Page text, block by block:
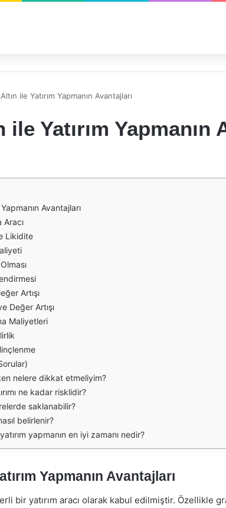
ile Yatırım Yapmanın Avantajları
ile Yatırım Yapmanın
Avantajları
Aracı
Likidite
Artışı
Değer Artışı
Maliyetleri
nelere dikkat etmeliyim?
ne kadar risklidir?
saklanabilir?
belirlenir?
yapmanın en iyi zamanı nedir?
Yapmanın Avantajları
bir yatırım aracı olarak kabul edilmiştir. Özellikle